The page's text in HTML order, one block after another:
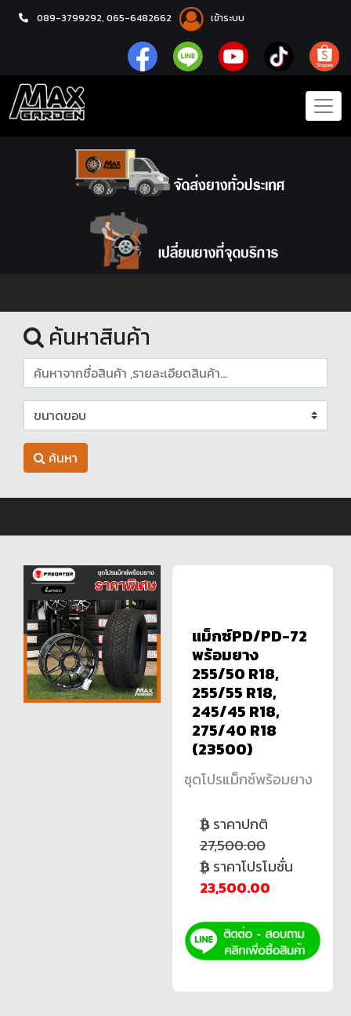
089-3799292, 065-6482662 เข้าระบบ
หน้าแรก
ค้นหาสินค้า
ค้นหา
แม็กซ์PD/PD-72
พร้อมยาง
255/50 R18,
255/55 R18,
245/45 R18,
275/40 R18
(23500)
ชุดโปรแม็กซ์พร้อมยาง
ราคาปกติ
27,500.00
ราคาโปรโมชั่น
23,500.00